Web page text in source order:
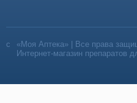
«Моя Аптека» | Все права
Интернет-магазин препаратов